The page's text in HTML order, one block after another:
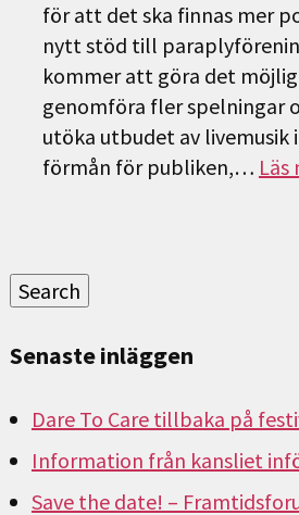
för att det ska finnas mer
nytt stöd till
kommer att göra det
genomföra fler spelningar
utöka utbudet av livemusik
förmån för publiken,… Läs
Search
Senaste inläggen
Dare To Care tillbaka på
Information från kansliet
Save the date! –